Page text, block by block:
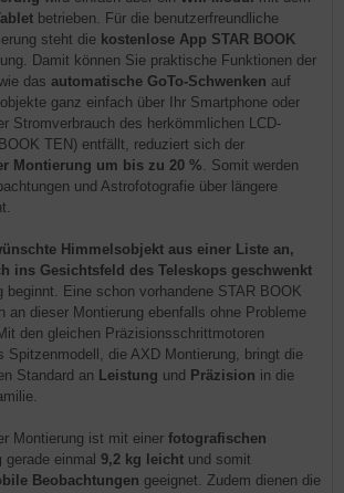
betrieben. Für die benutzerfreundliche
steht die kostenlose App STAR BOOK
Damit können Sie praktische Funktionen der
das automatische GoTo-Schwenken auf
ganz einfach über Ihr Smartphone oder
Stromverbrauch des herkömmlichen LCD-
TEN) entfällt, reduziert sich der
Montierung um bis zu 20 %. Somit werden
und Astrofotografie über längere
Himmelsobjekt aus einer Liste an,
ins Gesichtsfeld des Teleskops geschwenkt
beginnt. Eine schon vorhandene STAR BOOK
an dieser Montierung ebenfalls ohne Probleme
den gleichen Präzisionsschrittmotoren
Spitzenmodell, die AXD Montierung, bringt die
Standard an Leistung und Präzision in die
Montierung ist mit einer fotografischen
gerade einmal 9,2 kg leicht und somit
Beobachtungen geeignet. Zudem dienen die